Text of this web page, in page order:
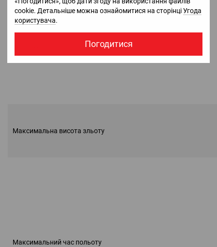
cookie. Детальніше можна ознайомитися на сторінціУгода
користувача.
Погодитися
Максимальна горизонтальна швидкість
Максимальна висота зльоту
Максимальний час польоту